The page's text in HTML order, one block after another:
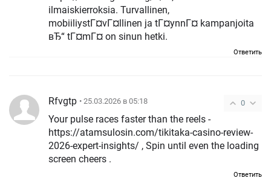
ilmaiskierroksia. Turvallinen,
mobiiliystГ¤vГ¤llinen ja tГ¤ynnГ¤ kampanjoita
вЂ“ tГ¤mГ¤ on sinun hetki.
Ответить
0
Rfvgtp • 25.03.2026 в 05:18
Your pulse races faster than the reels -
https://atamsulosin.com/tikitaka-casino-review-
2026-expert-insights/ , Spin until even the loading
screen cheers .
Ответить